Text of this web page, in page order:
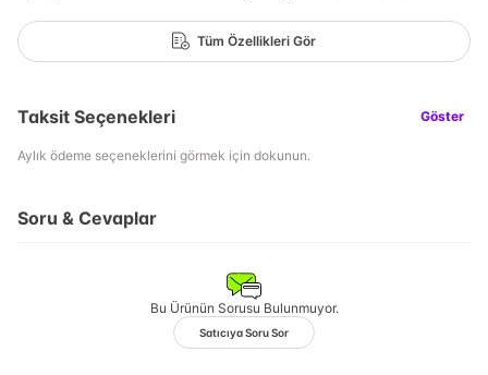
Tüm Özellikleri Gör
Taksit Seçenekleri Göster
Aylık ödeme seçeneklerini görmek için dokunun.
Soru & Cevaplar
Bu Ürünün Sorusu Bulunmuyor.
Satıcıya Soru Sor